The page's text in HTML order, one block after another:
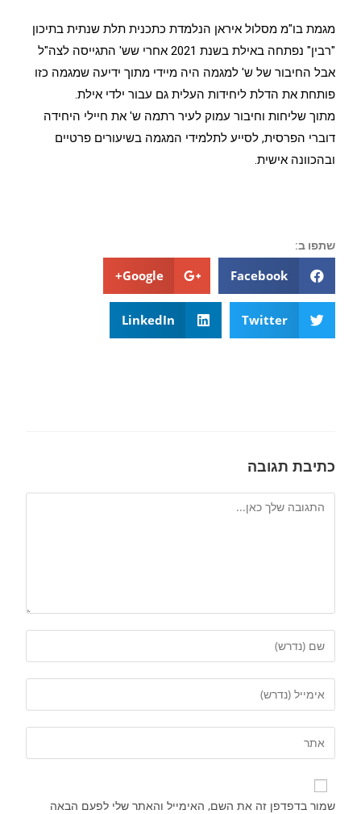
מגמת בו"מ מסלול איראן הנלמדת כתכנית תלת שנתית בתיכון
"רבין" נפתחה באילת בשנת 2021 אחרי שש' התגייסה לצה"ל
אבל החיבור של ש' למגמה היה מיידי מתוך ידיעה שמגמה כזו
פותחת את הדלת ליחידות העלית גם עבור ילדי אילת.
מתוך שליחות וחיבור עמוק לעיר רתמה ש' את חיילי היחידה
דוברי הפרסית, לסייע לתלמידי המגמה בשיעורים פרטיים
ובהכוונה אישית.
שתפו ב:
Facebook
Google+
Twitter
LinkedIn
כתיבת תגובה
שמור בדפדפן זה את השם, האימייל והאתר שלי לפעם הבאה